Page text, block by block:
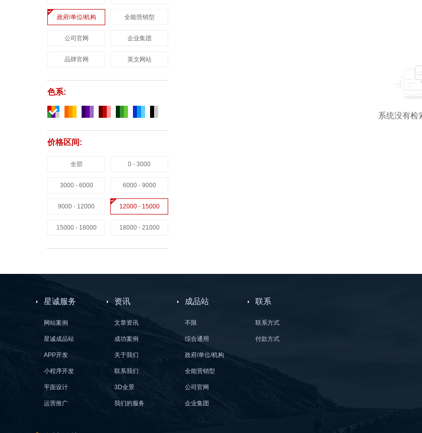
政府/单位/机构 全能营销型
公司官网 企业集团
品牌官网 英文网站
色系:
价格区间:
全部 0 - 3000
3000 - 6000 6000 - 9000
9000 - 12000 12000 - 15000
15000 - 18000 18000 - 21000
系统没有检
星诚服务
网站案例
星诚成品站
APP开发
小程序开发
平面设计
运营推广
资讯
文章资讯
成功案例
关于我们
联系我们
3D全景
我们的服务
成品站
不限
综合通用
政府/单位/机构
全能营销型
公司官网
企业集团
联系
联系方式
付款方式